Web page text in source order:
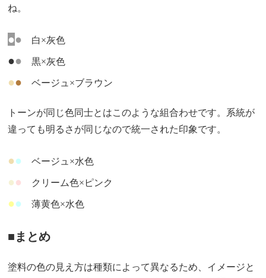
ね。
●● 白×灰色
●● 黒×灰色
●● ベージュ×ブラウン
トーンが同じ色同士とはこのような組合わせです。系統が
違っても明るさが同じなので統一された印象です。
●● ベージュ×水色
●● クリーム色×ピンク
●● 薄黄色×水色
■まとめ
塗料の色の見え方は種類によって異なるため、イメージと